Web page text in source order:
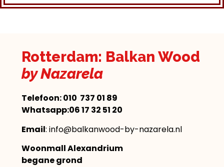
Rotterdam: Balkan Wood
by Nazarela
Telefoon:010 737 01 89
Whatsapp:06 17 32 51 20
Email: info@balkanwood-by-nazarela.nl
Woonmall Alexandrium
begane grond